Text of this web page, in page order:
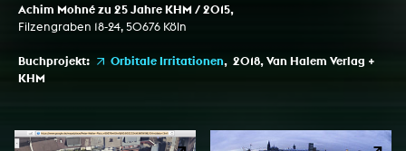
Achim Mohné zu 25 Jahre KHM / 2015,
Filzengraben 18-24, 50676 Köln
Buchprojekt: Orbitale Irritationen, 2018, Van Halem Verlag +
KHM